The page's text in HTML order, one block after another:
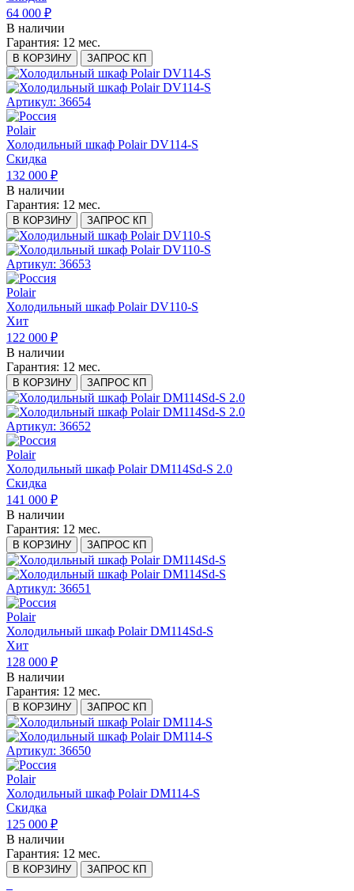
64 000 ₽
В наличии
Гарантия: 12 мес.
В КОРЗИНУ ЗАПРОС КП
Артикул: 36654
Polair
Холодильный шкаф Polair DV114-S
Скидка
132 000 ₽
В наличии
Гарантия: 12 мес.
В КОРЗИНУ ЗАПРОС КП
Артикул: 36653
Polair
Холодильный шкаф Polair DV110-S
Хит
122 000 ₽
В наличии
Гарантия: 12 мес.
В КОРЗИНУ ЗАПРОС КП
Артикул: 36652
Polair
Холодильный шкаф Polair DM114Sd-S 2.0
Скидка
141 000 ₽
В наличии
Гарантия: 12 мес.
В КОРЗИНУ ЗАПРОС КП
Артикул: 36651
Polair
Холодильный шкаф Polair DM114Sd-S
Хит
128 000 ₽
В наличии
Гарантия: 12 мес.
В КОРЗИНУ ЗАПРОС КП
Артикул: 36650
Polair
Холодильный шкаф Polair DM114-S
Скидка
125 000 ₽
В наличии
Гарантия: 12 мес.
В КОРЗИНУ ЗАПРОС КП